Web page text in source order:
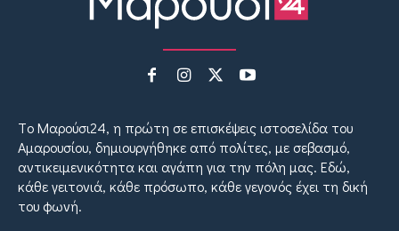
Tο Μαρούσι24, η πρώτη σε επισκέψεις ιστοσελίδα του
Αμαρουσίου, δημιουργήθηκε από πολίτες, με σεβασμό,
αντικειμενικότητα και αγάπη για την πόλη μας. Εδώ,
κάθε γειτονιά, κάθε πρόσωπο, κάθε γεγονός έχει τη δική
του φωνή.